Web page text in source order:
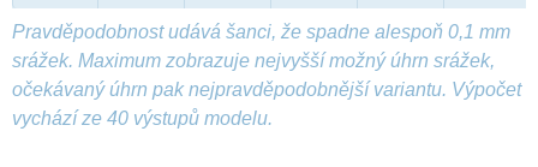
Pravděpodobnost udává šanci, že spadne alespoň 0,1 mm
srážek. Maximum zobrazuje nejvyšší možný úhrn srážek,
očekávaný úhrn pak nejpravděpodobnější variantu. Výpočet
vychází ze 40 výstupů modelu.